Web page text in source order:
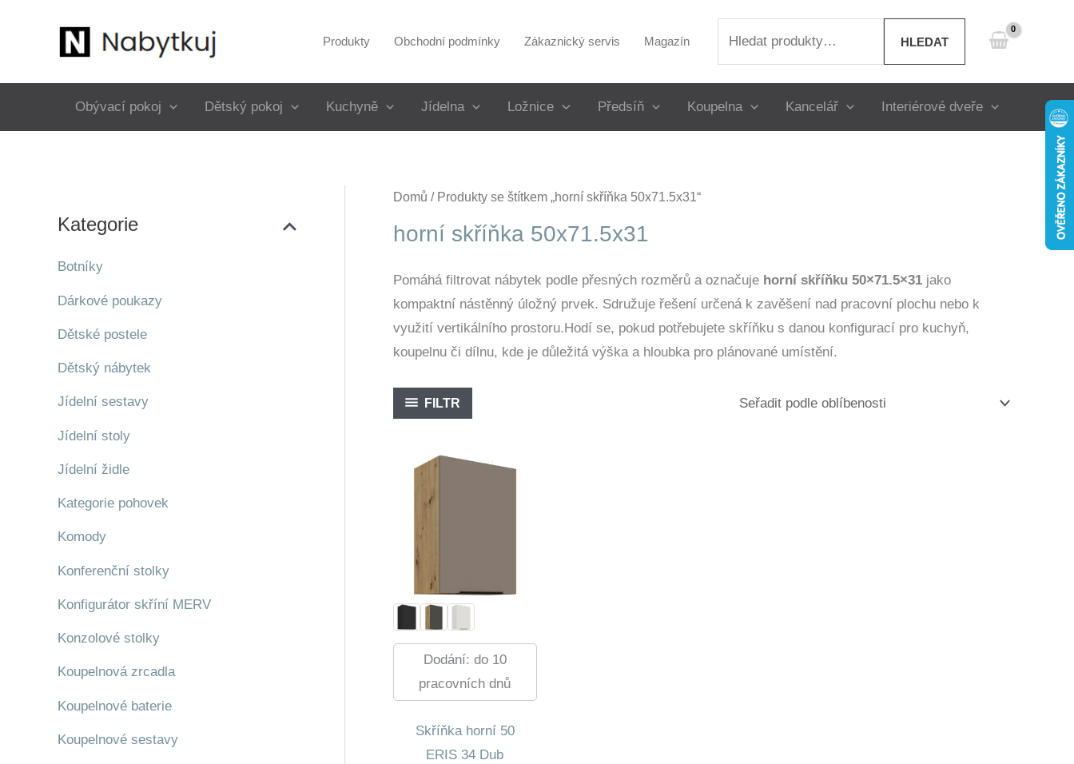
Produkty Obchodní podmínky Zákaznický servis Magazín HLEDAT
Obývací pokoj Dětský pokoj Kuchyně Jídelna Ložnice Předsíň Koupelna Kancelář Interiérové dveře
Kategorie
Botníky
Dárkové poukazy
Dětské postele
Dětský nábytek
Jídelní sestavy
Jídelní stoly
Jídelní židle
Kategorie pohovek
Komody
Konferenční stolky
Konfigurátor skříní MERV
Konzolové stolky
Koupelnová zrcadla
Koupelnové baterie
Koupelnové sestavy
Domů / Produkty se štítkem „horní skříňka 50x71.5x31“
horní skříňka 50x71.5x31
Pomáhá filtrovat nábytek podle přesných rozměrů a označuje horní skříňku 50×71.5×31 jako
kompaktní nástěnný úložný prvek. Sdružuje řešení určená k zavěšení nad pracovní plochu nebo k
využití vertikálního prostoru.Hodí se, pokud potřebujete skříňku s danou konfigurací pro kuchyň,
koupelnu či dílnu, kde je důležitá výška a hloubka pro plánované umístění.
FILTR
Dodání: do 10
pracovních dnů
Skříňka horní 50
ERIS 34 Dub